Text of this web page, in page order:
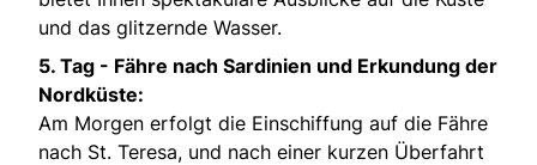
und das glitzernde Wasser.
5. Tag - Fähre nach Sardinien und Erkundung der
Nordküste:
Am Morgen erfolgt die Einschiffung auf die Fähre
nach St. Teresa, und nach einer kurzen Überfahrt